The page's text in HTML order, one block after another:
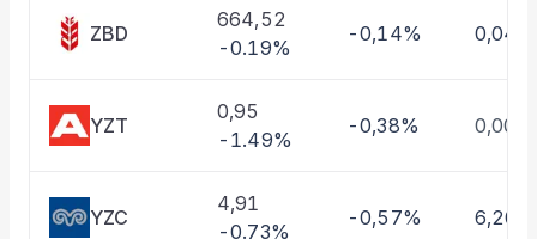
ZBD
664,52
-0.19%
-0,14% 0,04%
YZT
0,95
-1.49%
-0,38% 0,00%
YZC
4,91
-0.73%
-0,57% 6,20%